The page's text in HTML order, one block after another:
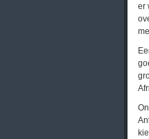
er